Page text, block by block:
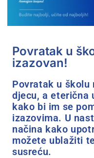
Povratak u
izazovan!
Povratak u školu
djecu, a eterična
kako bi im se
izazovima. U
načina kako
možete ublažiti
susreću.